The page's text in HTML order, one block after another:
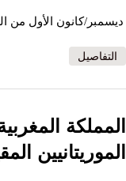
ديسمبر/كانون الأول من العام
التفاصيل
المملكة
الموريتانيين